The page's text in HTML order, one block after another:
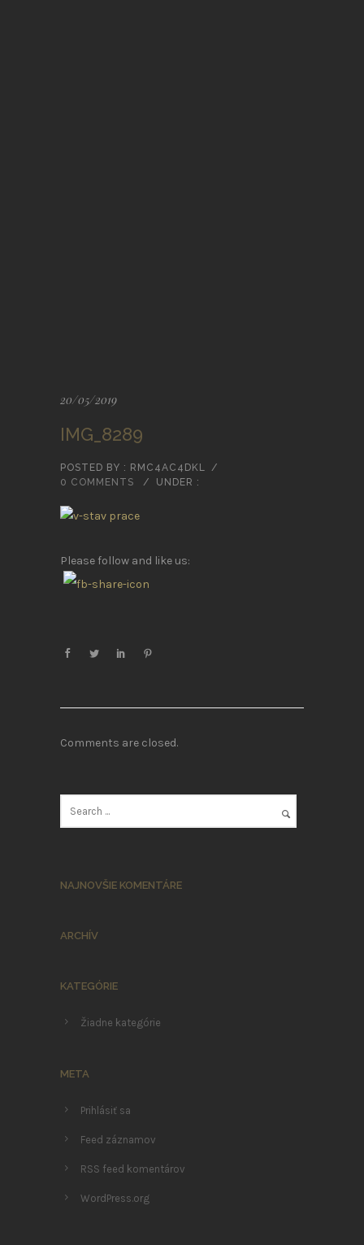
20/05/2019
IMG_8289
POSTED BY : RMC4AC4DKL /
0 COMMENTS
/ UNDER :
Please follow and like us:
Comments are closed.
NAJNOVŠIE KOMENTÁRE
ARCHÍV
KATEGÓRIE
Žiadne kategórie
META
Prihlásiť sa
Feed záznamov
RSS feed komentárov
WordPress.org